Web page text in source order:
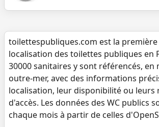
toilettespubliques.com est la
localisation des toilettes publiques en
30000 sanitaires y sont référencés, en
outre-mer, avec des informations
localisation, leur disponibilité ou leurs
d'accès. Les données des WC publics
chaque mois à partir de celles